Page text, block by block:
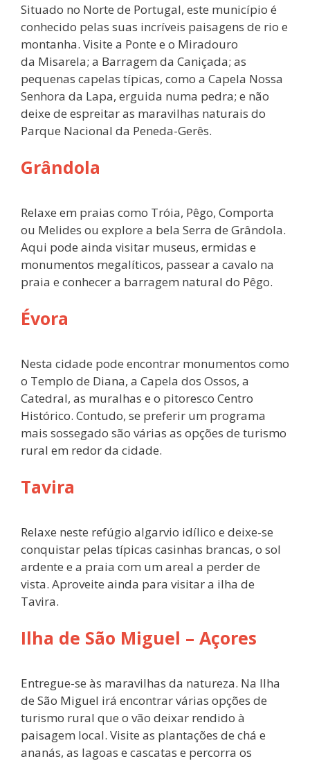
Situado no Norte de Portugal, este município é
conhecido pelas suas incríveis paisagens de rio e
montanha. Visite a Ponte e o Miradouro
da Misarela; a Barragem da Caniçada; as
pequenas capelas típicas, como a Capela Nossa
Senhora da Lapa, erguida numa pedra; e não
deixe de espreitar as maravilhas naturais do
Parque Nacional da Peneda-Gerês.
Grândola
Relaxe em praias como Tróia, Pêgo, Comporta
ou Melides ou explore a bela Serra de Grândola.
Aqui pode ainda visitar museus, ermidas e
monumentos megalíticos, passear a cavalo na
praia e conhecer a barragem natural do Pêgo.
Évora
Nesta cidade pode encontrar monumentos como
o Templo de Diana, a Capela dos Ossos, a
Catedral, as muralhas e o pitoresco Centro
Histórico. Contudo, se preferir um programa
mais sossegado são várias as opções de turismo
rural em redor da cidade.
Tavira
Relaxe neste refúgio algarvio idílico e deixe-se
conquistar pelas típicas casinhas brancas, o sol
ardente e a praia com um areal a perder de
vista. Aproveite ainda para visitar a ilha de
Tavira.
Ilha de São Miguel – Açores
Entregue-se às maravilhas da natureza. Na Ilha
de São Miguel irá encontrar várias opções de
turismo rural que o vão deixar rendido à
paisagem local. Visite as plantações de chá e
ananás, as lagoas e cascatas e percorra os